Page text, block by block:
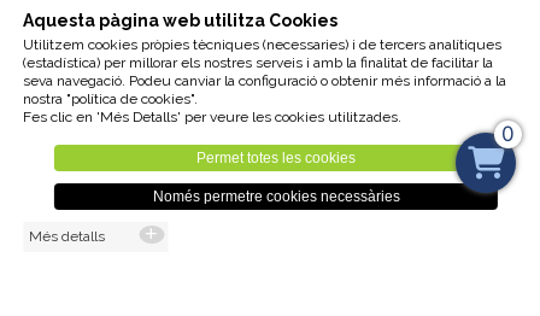
Avís legal Cookies Feines fetes Sitemap 0
Aquesta pàgina web utilitza Cookies
Utilitzem cookies pròpies tècniques (necessaries) i de tercers analítiques
(estadística) per millorar els nostres serveis i amb la finalitat de facilitar la
seva navegació. Podeu canviar la configuració o obtenir més informació a la
nostra "política de cookies".
Fes clic en 'Més Detalls' per veure les cookies utilitzades.
Permet totes les cookies
Només permetre cookies necessàries
Més detalls